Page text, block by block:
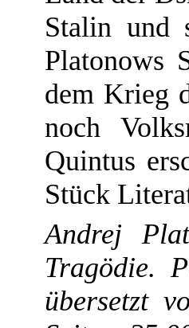
Stalin und
Platonows
dem Krieg
noch
Quintus
Stück
Andrej
Tragödie.
übersetzt